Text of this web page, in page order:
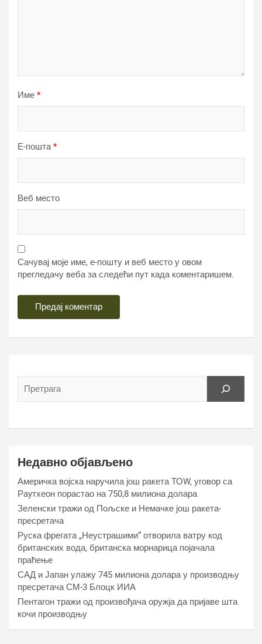
Име *
Е-пошта*
Веб место
Сачувај моје име, е-пошту и веб место у овом
прегледачу веба за следећи пут када коментаришем.
Недавно објављено
Америчка војска наручила још ракета ТОW, уговор са
Раyтхеон порастао на 750,8 милиона долара
Зеленски тражи од Пољске и Немачке још ракета-
пресретача
Руска фрегата „Неустрашими“ отворила ватру код
британских вода, британска морнарица појачала
праћење
САД и Јапан улажу 745 милиона долара у производњу
пресретача СМ-3 Блоцк ИИА
Пентагон тражи од произвођача оружја да пријаве шта
кочи производњу